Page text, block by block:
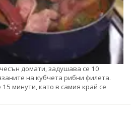
домати, задушава се 10
на кубчета рибни филета.
минути, като в самия край се